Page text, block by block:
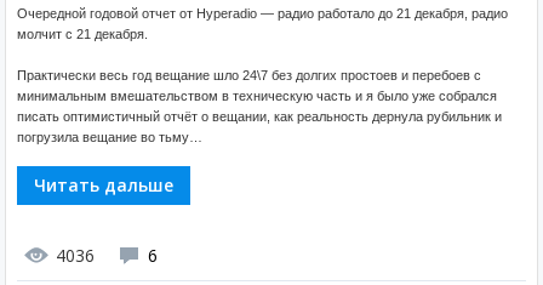
Очередной годовой отчет от Hyperadio — радио работало до 21 декабря, радио
молчит с 21 декабря.
Практически весь год вещание шло 24\7 без долгих простоев и перебоев с
минимальным вмешательством в техническую часть и я было уже собрался
писать оптимистичный отчёт о вещании, как реальность дернула рубильник и
погрузила вещание во тьму…
Читать дальше
4036 6